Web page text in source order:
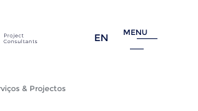
EN MENU
& Projectos